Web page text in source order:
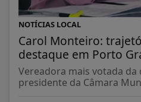
NOTÍCIAS LOCAL
Carol Monteiro:
destaque em Porto
Vereadora mais votada da
presidente da Câmara